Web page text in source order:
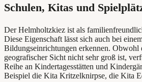
Schulen, Kitas und
Der Helmholtzkiez ist als
Diese Eigenschaft lässt sich auch bei
Bildungseinrichtungen erkennen. Obwohl
geografischer Sicht nicht sehr groß ist,
Reihe an Kindertagesstätten und
Beispiel die Kita Kritzelknirpse, die Kita